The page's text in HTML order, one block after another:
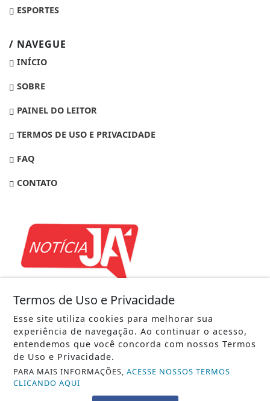
ESPORTES
/ NAVEGUE
INÍCIO
SOBRE
PAINEL DO LEITOR
TERMOS DE USO E PRIVACIDADE
FAQ
CONTATO
NOTÍCIA JÁ - TODOS OS DIREITOS RESERVADOS
Termos de Uso e Privacidade
Esse site utiliza cookies para melhorar sua
experiência de navegação. Ao continuar o acesso,
entendemos que você concorda com nossos Termos
de Uso e Privacidade.
PARA MAIS INFORMAÇÕES,ACESSE NOSSOS TERMOS
CLICANDO AQUI